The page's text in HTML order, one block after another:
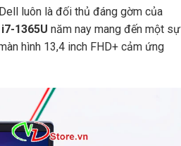
luôn là đối thủ đáng gờm của
1365U năm nay mang đến một sự
hình 13,4 inch FHD+ cảm ứng